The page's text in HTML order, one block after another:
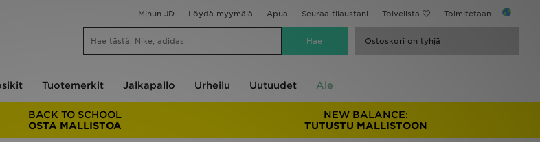
Minun JD Löydä myymälä Apua Seuraa tilaustani Toivelista Toimitetaan...
Ostoskori on tyhjä
Tuotemerkit Jalkapallo Urheilu Uutuudet Ale
BACK TO SCHOOL
OSTA MALLISTOA
NEW BALANCE:
TUTUSTU MALLISTOON